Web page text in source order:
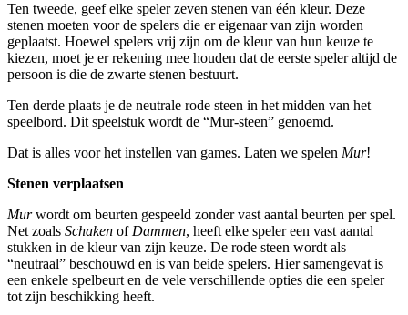
Ten tweede, geef elke speler zeven stenen van één kleur. Deze
stenen moeten voor de spelers die er eigenaar van zijn worden
geplaatst. Hoewel spelers vrij zijn om de kleur van hun keuze te
kiezen, moet je er rekening mee houden dat de eerste speler altijd de
persoon is die de zwarte stenen bestuurt.
Ten derde plaats je de neutrale rode steen in het midden van het
speelbord. Dit speelstuk wordt de “Mur-steen” genoemd.
Dat is alles voor het instellen van games. Laten we spelen Mur!
Stenen verplaatsen
Murwordt om beurten gespeeld zonder vast aantal beurten per spel.
Net zoals Schaken ofDammen, heeft elke speler een vast aantal
stukken in de kleur van zijn keuze. De rode steen wordt als
“neutraal” beschouwd en is van beide spelers. Hier samengevat is
een enkele spelbeurt en de vele verschillende opties die een speler
tot zijn beschikking heeft.